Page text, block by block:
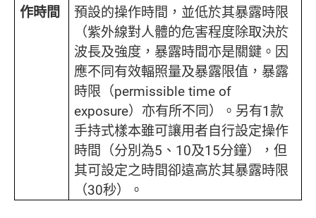
作時間
預設的操作時間，並低於其暴露時限
（紫外線對人體的危害程度除取決於
波長及強度，暴露時間亦是關鍵。因
應不同有效輻照量及暴露限值，暴露
時限（permissible time of
exposure）亦有所不同）。另有1款
手持式樣本雖可讓用者自行設定操作
時間（分別為5、10及15分鐘），但
其可設定之時間卻遠高於其暴露時限
（30秒）。